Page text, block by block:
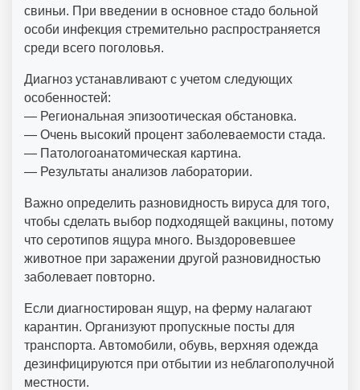
свиньи. При введении в основное стадо больной
особи инфекция стремительно распространяется
среди всего поголовья.
Диагноз устанавливают с учетом следующих
особенностей:
— Региональная эпизоотическая обстановка.
— Очень высокий процент заболеваемости стада.
— Патологоанатомическая картина.
— Результаты анализов лаборатории.
Важно определить разновидность вируса для того,
чтобы сделать выбор подходящей вакцины, потому
что серотипов ящура много. Выздоровевшее
животное при заражении другой разновидностью
заболевает повторно.
Если диагностирован ящур, на ферму налагают
карантин. Организуют пропускные посты для
транспорта. Автомобили, обувь, верхняя одежда
дезинфицируются при отбытии из неблагополучной
местности.